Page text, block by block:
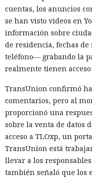
cuentas, los anuncios
se han visto videos en
información sobre
de residencia, fechas
teléfono— grabando la
realmente tienen acceso
TransUnion confirmó
comentarios, pero al
proporcionó una
sobre la venta de datos
acceso a TLOxp, un
TransUnion está
llevar a los
también señaló que los